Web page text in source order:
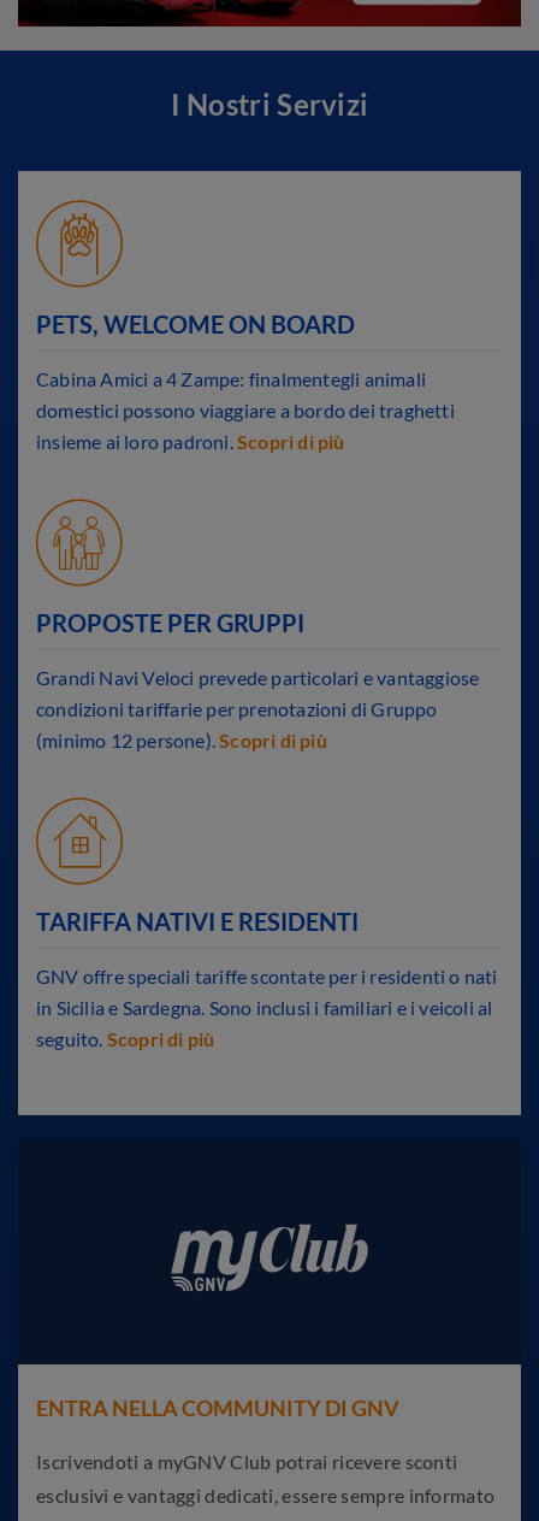
I Nostri Servizi
PETS, WELCOME ON BOARD
Cabina Amici a 4 Zampe: finalmentegli animali
domestici possono viaggiare a bordo dei traghetti
insieme ai loro padroni. Scopri di più
PROPOSTE PER GRUPPI
Grandi Navi Veloci prevede particolari e vantaggiose
condizioni tariffarie per prenotazioni di Gruppo
(minimo 12 persone).Scopri di più
TARIFFA NATIVI E RESIDENTI
GNV offre speciali tariffe scontate per i residenti o nati
in Sicilia e Sardegna. Sono inclusi i familiari e i veicoli al
seguito. Scopri di più
ENTRA NELLA COMMUNITY DI GNV
Iscrivendoti a myGNV Club potrai ricevere sconti
esclusivi e vantaggi dedicati, essere sempre informato